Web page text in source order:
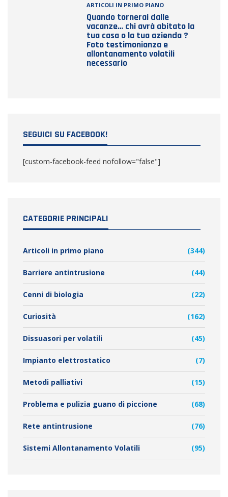
ARTICOLI IN PRIMO PIANO
Quando tornerai dalle
vacanze… chi avrà abitato la
tua casa o la tua azienda ?
Foto testimonianza e
allontanamento volatili
necessario
SEGUICI SU FACEBOOK!
[custom-facebook-feed nofollow="false"]
CATEGORIE PRINCIPALI
Articoli in primo piano (344)
Barriere antintrusione (44)
Cenni di biologia (22)
Curiosità (162)
Dissuasori per volatili (45)
Impianto elettrostatico (7)
Metodi palliativi (15)
Problema e pulizia guano di piccione (68)
Rete antintrusione (76)
Sistemi Allontanamento Volatili (95)